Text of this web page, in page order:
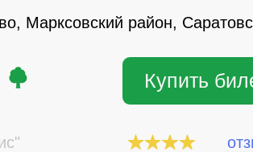
Марксовский район,
Купить